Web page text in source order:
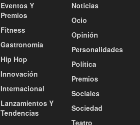
Eventos Y
Premios
Fitness
Gastronomía
Hip Hop
Innovación
Internacional
Lanzamientos Y
Tendencias
Noticias
Ocio
Opinión
Personalidades
Política
Premios
Sociales
Sociedad
Teatro